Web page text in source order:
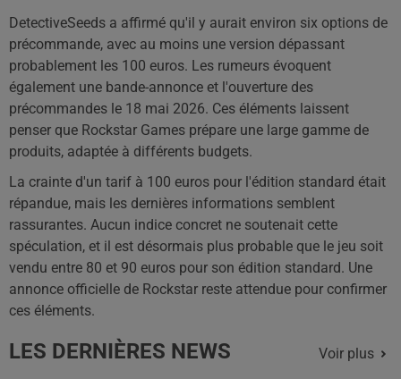
DetectiveSeeds a affirmé qu'il y aurait environ six options de
précommande, avec au moins une version dépassant
probablement les 100 euros. Les rumeurs évoquent
également une bande-annonce et l'ouverture des
précommandes le 18 mai 2026. Ces éléments laissent
penser que Rockstar Games prépare une large gamme de
produits, adaptée à différents budgets.
La crainte d'un tarif à 100 euros pour l'édition standard était
répandue, mais les dernières informations semblent
rassurantes. Aucun indice concret ne soutenait cette
spéculation, et il est désormais plus probable que le jeu soit
vendu entre 80 et 90 euros pour son édition standard. Une
annonce officielle de Rockstar reste attendue pour confirmer
ces éléments.
LES DERNIÈRES NEWS Voir plus